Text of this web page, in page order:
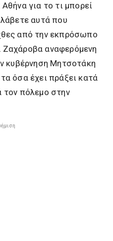
για το τι μπορεί
αυτά που
από την εκπρόσωπο
αναφερόμενη
κυβέρνηση Μητσοτάκη
όσα έχει πράξει κατά
τον πόλεμο στην